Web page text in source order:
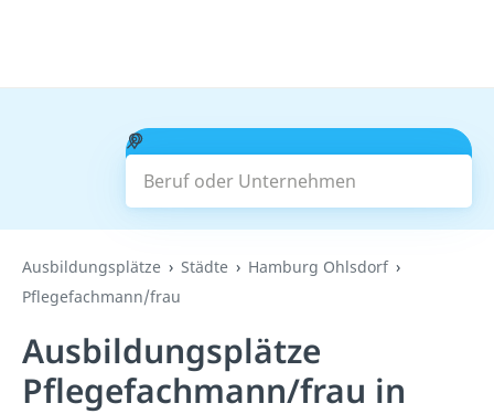
Beruf oder Unternehmen
Suchen
Ausbildungsplätze Städte
Hamburg Ohlsdorf
Pflegefachmann/frau
Ausbildungsplätze
Pflegefachmann/frau in